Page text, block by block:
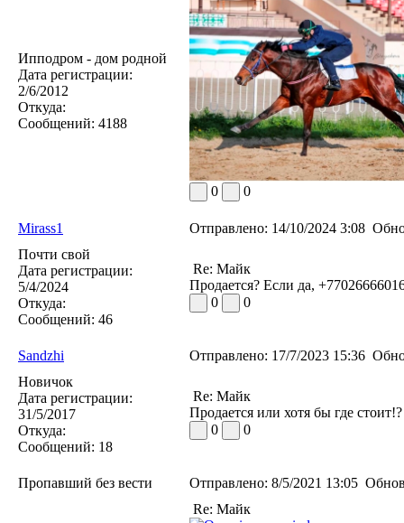
Ипподром - дом родной
Дата регистрации:
2/6/2012
Откуда:
Сообщений: 4188
0 0
Mirass1 Отправлено: 14/10/2024 3:08
Почти свой
Дата регистрации:
5/4/2024
Откуда:
Сообщений: 46
Re: Майк
Продается? Если да,
0
0
Sandzhi Отправлено: 17/7/2023 15:36
Новичок
Дата регистрации:
31/5/2017
Откуда:
Сообщений: 18
Re: Майк
Продается или хотя бы где стоит!?
0
0
Пропавший без вести Отправлено: 8/5/2021 13:05
Re: Майк